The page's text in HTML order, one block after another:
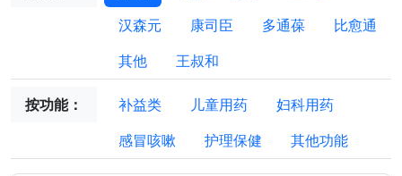
汉森元
康司臣 多通葆
比愈通
其他
王叔和
按功能： 补益类 儿童用药
妇科用药
感冒咳嗽
护理保健 其他功能